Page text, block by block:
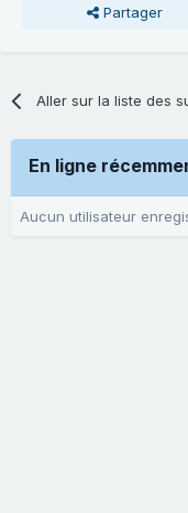
Partager
Aller sur la liste des
En ligne
Aucun utilisateur